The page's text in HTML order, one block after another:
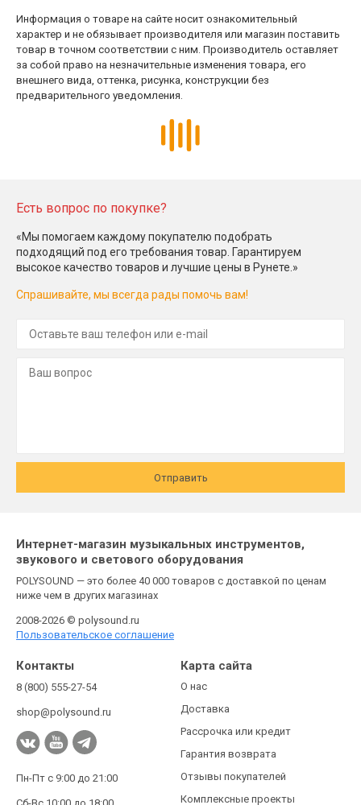
Информация о товаре на сайте носит ознакомительный
характер и не обязывает производителя или магазин поставить
товар в точном соответствии с ним. Производитель оставляет
за собой право на незначительные изменения товара, его
внешнего вида, оттенка, рисунка, конструкции без
предварительного уведомления.
Есть вопрос по покупке?
«Мы помогаем каждому покупателю подобрать
подходящий под его требования товар. Гарантируем
высокое качество товаров и лучшие цены в Рунете.»
Спрашивайте, мы всегда рады помочь вам!
Отправить
Интернет-магазин музыкальных инструментов,
звукового и светового оборудования
POLYSOUND — это более 40 000 товаров с доставкой по ценам
ниже чем в других магазинах
2008-2026 © polysound.ru
Пользовательское соглашение
Контакты
8 (800) 555-27-54
shop@polysound.ru
Пн-Пт с 9:00 до 21:00
Карта сайта
О нас
Доставка
Рассрочка или кредит
Гарантия возврата
Отзывы покупателей
Комплексные проекты